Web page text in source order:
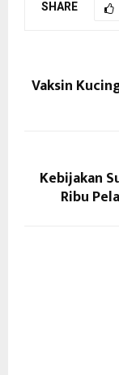
SHARE
Vaksin
Kebijakan
Ribu